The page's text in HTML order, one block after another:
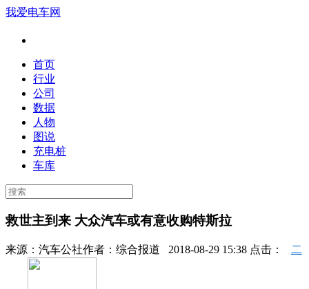
我爱电车网
首页
行业
公司
数据
人物
图说
充电桩
车库
救世主到来 大众汽车或有意收购特斯拉
来源： 汽车公社作者： 综合报道 2018-08-29 15:38 点击： 二